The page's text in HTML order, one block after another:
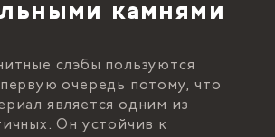
камнями
слэбы пользуются
очередь потому, что
является одним из
Он устойчив к